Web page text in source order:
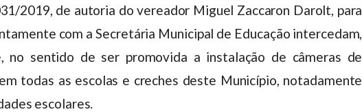
2019, de autoria do vereador Miguel Zaccaron Darolt, para
com a Secretária Municipal de Educação intercedam,
no sentido de ser promovida a instalação de câmeras de
todas as escolas e creches deste Município, notadamente
escolares.